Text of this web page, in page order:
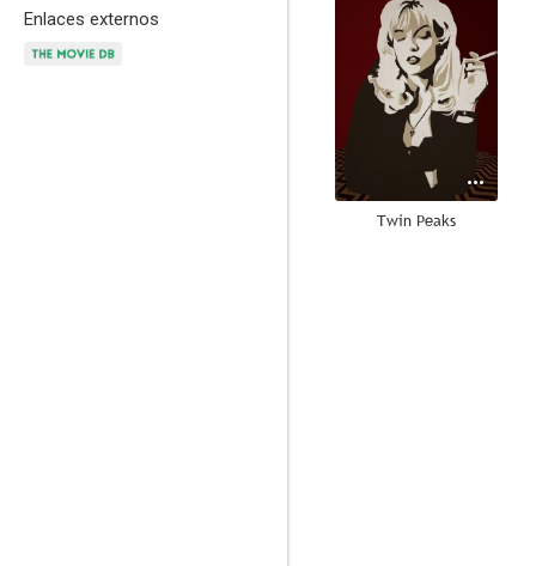
Enlaces externos
Twin Peaks